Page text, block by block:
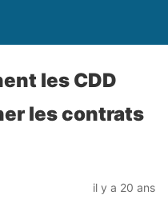
les CDD
les contrats
il y a 20 ans